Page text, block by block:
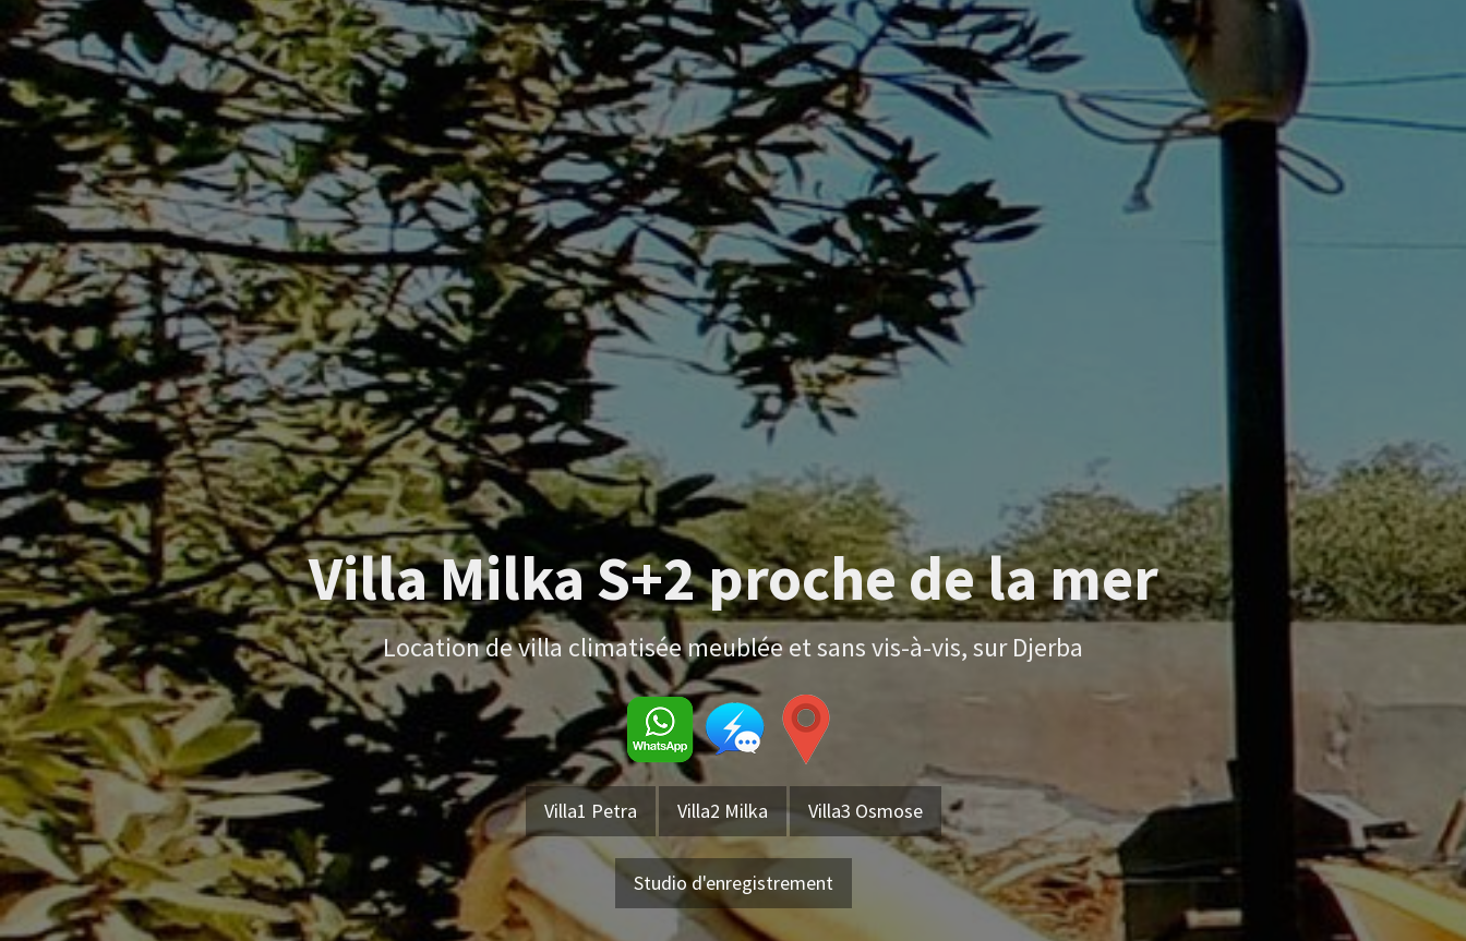
Villa Milka S+2 proche de la mer
Location de villa climatisée meublée et sans vis-à-vis, sur Djerba
Villa1 Petra Villa2 Milka Villa3 Osmose
Studio d'enregistrement